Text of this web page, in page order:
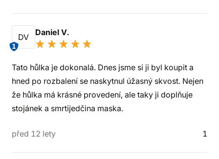
DV
1
Daniel V.
Tato hůlka je dokonalá. Dnes jsme si ji byl koupit a
hned po rozbalení se naskytnul úžasný skvost. Nejen
že hůlka má krásné provedení, ale taky ji doplňuje
stojánek a smrtijedčina maska.
před 12 lety 1